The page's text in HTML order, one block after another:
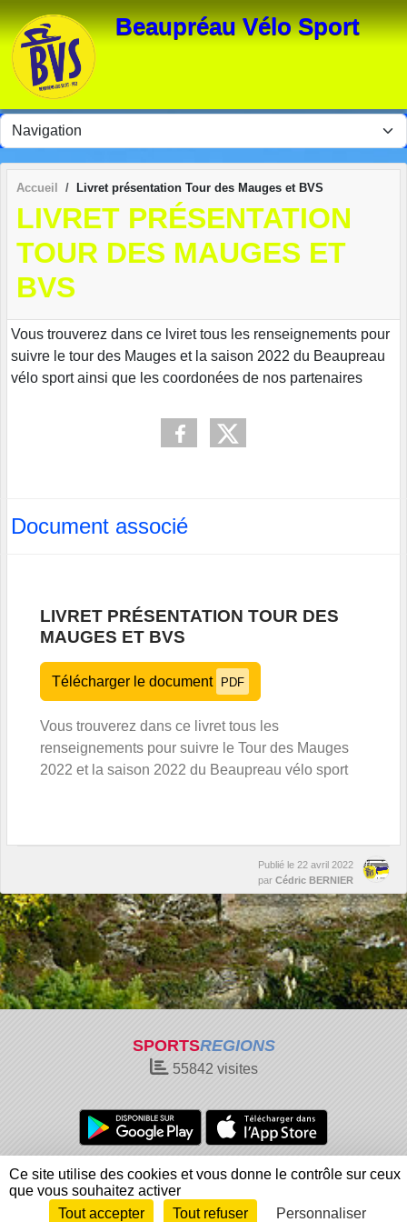
Beaupréau Vélo Sport
Accueil Livret présentation Tour des Mauges et BVS
LIVRET PRÉSENTATION
TOUR DES MAUGES ET
BVS
Vous trouverez dans ce lviret tous les renseignements pour
suivre le tour des Mauges et la saison 2022 du Beaupreau
vélo sport ainsi que les coordonées de nos partenaires
Document associé
LIVRET PRÉSENTATION TOUR DES
MAUGES ET BVS
Télécharger le document PDF
Vous trouverez dans ce livret tous les
renseignements pour suivre le Tour des Mauges
2022 et la saison 2022 du Beaupreau vélo sport
Publié le 22 avril 2022
par Cédric BERNIER
SPORTSREGIONS
55842 visites
Charte cookies
Gestion des cookies
Informations légales
Signaler un contenu inapproprié
Envie de participer ?
Connexion
Ce site utilise des cookies et vous donne le contrôle sur ceux
que vous souhaitez activer
Tout accepter
Tout refuser Personnaliser